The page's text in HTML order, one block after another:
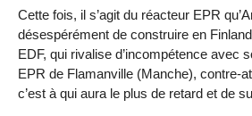
Cette fois, il s’agit du réacteur EPR
désespérément de construire en
EDF, qui rivalise d’incompétence avec
EPR de Flamanville (Manche), contre-
c’est à qui aura le plus de retard et de